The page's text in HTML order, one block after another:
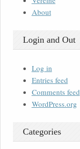
About
Login and Out
Log in
Entries feed
Comments feed
WordPress.org
Categories